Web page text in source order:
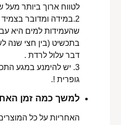
לטווח ארוך ביותר מעל
2.במידה ומדובר
שהעמידות למים היא
בתכשיט (בין חצי שנה
דבר עלול לרדת .
3. יש להימנע במגע
גופרית !.
למשך כמה זמן
האחריות על כל